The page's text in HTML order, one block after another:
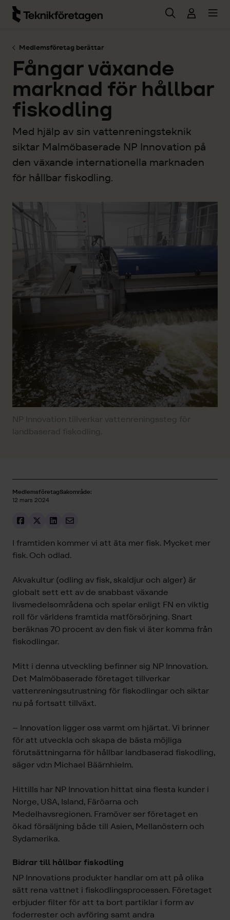
Hoppa till huvudinnehåll
Medlemsföretag berättar
Fångar växande
marknad för hållbar
fiskodling
Med hjälp av sin vattenreningsteknik
siktar Malmöbaserade NP Innovation på
den växande internationella marknaden
för hållbar fiskodling.
NP Innovation tillverkar vattenreningssteg för
landbaserad fiskodling.
Medlemsföretag
12 mars 2024
Sakområde:
I framtiden kommer vi att äta mer fisk. Mycket mer
fisk. Och odlad.
Akvakultur (odling av fisk, skaldjur och alger) är
globalt sett ett av de snabbast växande
livsmedelsområdena och spelar enligt FN en viktig
roll för världens framtida matförsörjning. Snart
beräknas 70 procent av den fisk vi äter komma från
fiskodlingar.
Mitt i denna utveckling befinner sig NP Innovation.
Det Malmöbaserade företaget tillverkar
vattenreningsutrustning för fiskodlingar och siktar
nu på fortsatt tillväxt.
– Innovation ligger oss varmt om hjärtat. Vi brinner
för att utveckla och skapa de bästa möjliga
förutsättningarna för hållbar landbaserad fiskodling,
säger vd:n Michael Bäärnhielm.
Hittills har NP Innovation hittat sina flesta kunder i
Norge, USA, Island, Färöarna och
Medelhavsregionen. Framöver ser företaget en
ökad försäljning både till Asien, Mellanöstern och
Sydamerika.
Bidrar till hållbar fiskodling
NP Innovations produkter handlar om att på olika
sätt rena vattnet i fiskodlingsprocessen. Företaget
erbjuder filter för att ta bort partiklar i form av
foderrester och avföring samt andra